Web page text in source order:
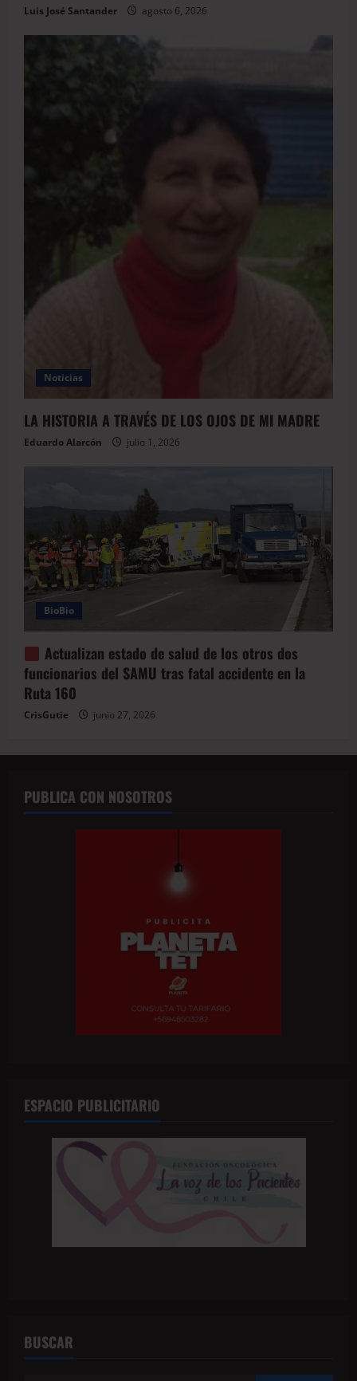
Luis José Santander agosto 6, 2026
Noticias
LA HISTORIA A TRAVÉS DE LOS OJOS DE MI MADRE
Eduardo Alarcón julio 1, 2026
BioBio
Actualizan estado de salud de los otros dos
funcionarios del SAMU tras fatal accidente en la
Ruta 160
CrisGutie junio 27, 2026
PUBLICA CON NOSOTROS
ESPACIO PUBLICITARIO
BUSCAR